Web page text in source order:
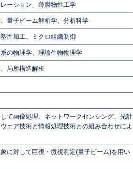
ーション、薄膜物性工学
量子ビーム解析学、分析科学
性加工、ミクロ組織制御
の物理学、理論生物物理学
局所構造解析
て画像処理、ネットワークセンシング、光計
ェア技術と情報処理技術との組み合わせによ
に対して巨視・微視測定(量子ビーム)を用い